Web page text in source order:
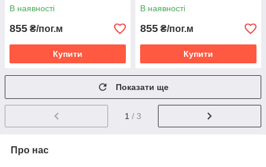
В наявності
855 ₴/пог.м
Купити
В наявності
855 ₴/пог.м
Купити
Показати ще
1 / 3
Про нас